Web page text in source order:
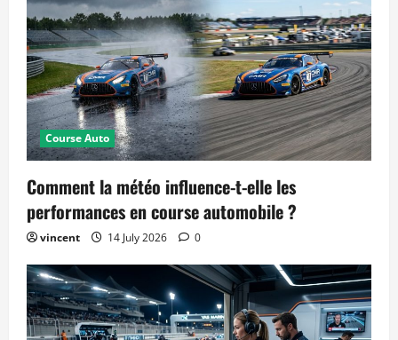
Course Auto
Comment la météo influence-t-elle les
performances en course automobile ?
vincent 14 July 2026 0